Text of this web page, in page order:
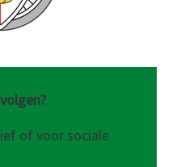
of voor sociale